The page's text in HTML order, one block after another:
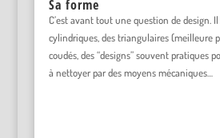
Sa forme
C’est avant tout une question de design.
cylindriques, des triangulaires (meilleure
coudés, des “designs” souvent pratiques
à nettoyer par des moyens mécaniques…